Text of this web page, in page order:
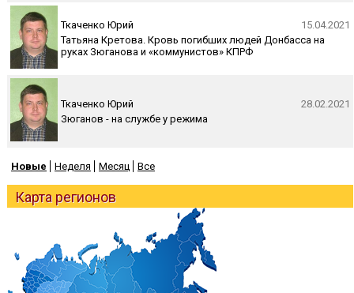
Ткаченко Юрий
15.04.2021
Татьяна Кретова. Кровь погибших людей Донбасса на
руках Зюганова и «коммунистов» КПРФ
Ткаченко Юрий
28.02.2021
Зюганов - на службе у режима
Новые Неделя Месяц Все
Карта регионов